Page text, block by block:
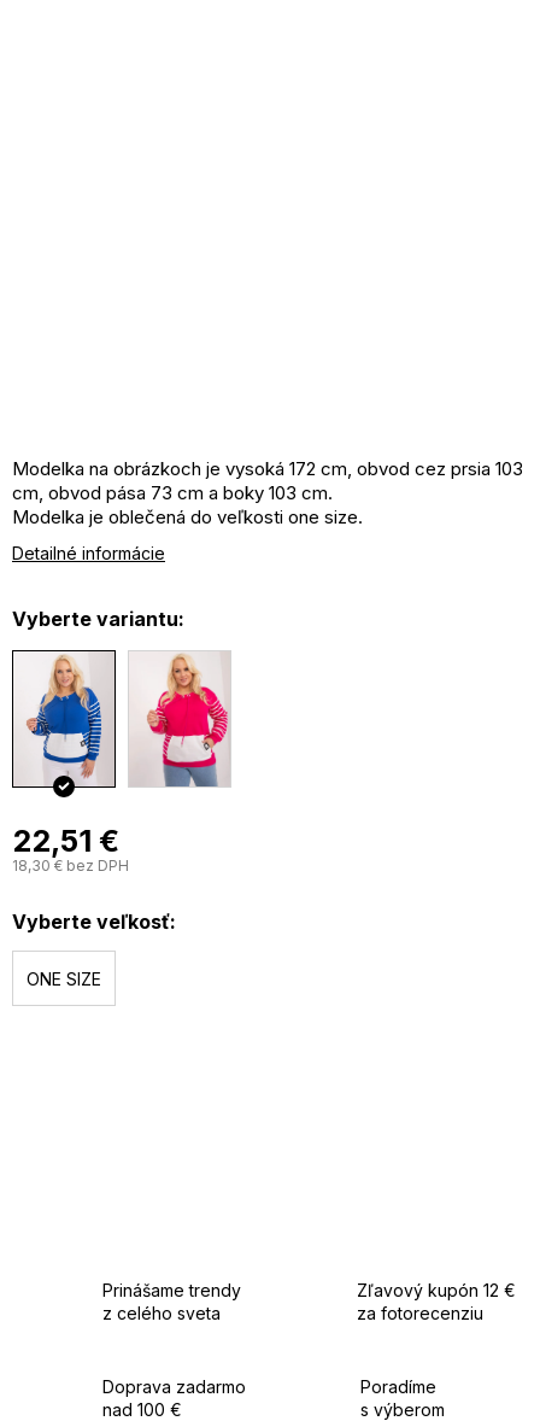
22,51 €
18,30 € bez DPH
Vyberte veľkosť:
ONE SIZE
Modelka na obrázkoch je vysoká 172 cm, obvod cez prsia 103
cm, obvod pása 73 cm a boky 103 cm.
Modelka je oblečená do veľkosti one size.
Detailné informácie
Vyberte variantu:
Prinášame trendy
z celého sveta
Zľavový kupón 12 €
za fotorecenziu
Doprava zadarmo
nad 100 €
Poradíme
s výberom